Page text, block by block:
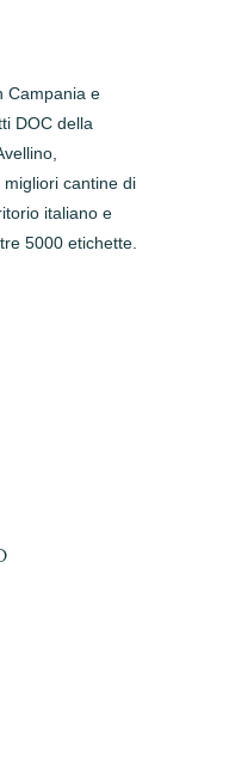
Campania e
DOC della
cantine di
italiano e
5000 etichette.